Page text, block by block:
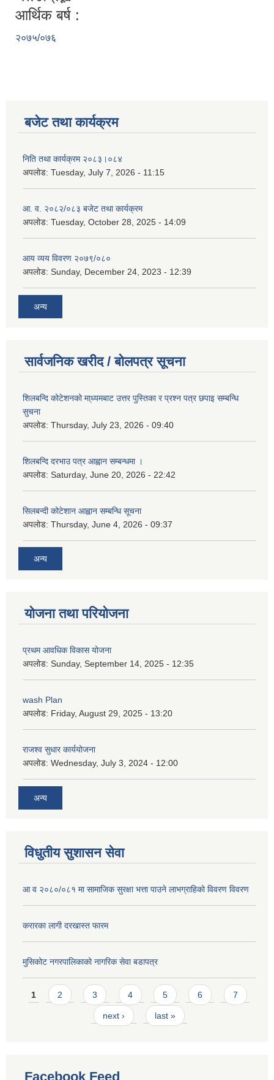
आर्थिक बर्ष :
२०७५/०७६
बजेट तथा कार्यक्रम
निति तथा कार्यक्रम २०८३।०८४
अपलोड: Tuesday, July 7, 2026 - 11:15
आ. व. २०८२/०८३ बजेट तथा कार्यक्रम
अपलोड: Tuesday, October 28, 2025 - 14:09
आय व्यय विवरण २०७९/०८०
अपलोड: Sunday, December 24, 2023 - 12:39
अन्य
सार्वजनिक खरीद / बोलपत्र सूचना
शिलबन्दि कोटेशनको मा्ध्यमबाट उत्तर पुस्तिका र प्रश्न पत्र छपाइ सम्बन्धि
सुचना
अपलोड: Thursday, July 23, 2026 - 09:40
शिलबन्दि दरभाउ पत्र आह्वान सम्बन्धमा ।
अपलोड: Saturday, June 20, 2026 - 22:42
सिलबन्दी कोटेशान आह्वान सम्बन्धि सूचना
अपलोड: Thursday, June 4, 2026 - 09:37
अन्य
योजना तथा परियोजना
प्रथम आवधिक विकास योजना
अपलोड: Sunday, September 14, 2025 - 12:35
wash Plan
अपलोड: Friday, August 29, 2025 - 13:20
राजश्व सुधार कार्ययोजना
अपलोड: Wednesday, July 3, 2024 - 12:00
अन्य
विधुतीय सुशासन सेवा
आ व २०८०/०८१ मा सामाजिक सुरक्षा भत्ता पाउने लाभग्राहिको विवरण विवरण
करारका लागी दरखास्त फारम
मुसिकोट नगरपालिकाको नागरिक सेवा बडापत्र
Pages
1 2 3 4 5 6 7
next › last »
Facebook Feed